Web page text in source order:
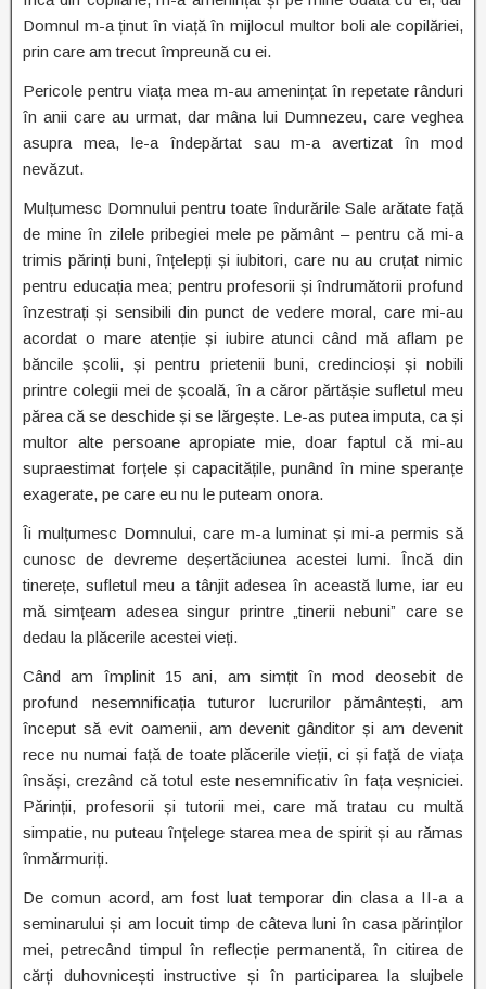
Domnul m-a ținut în viață în mijlocul multor boli ale copilăriei,
prin care am trecut împreună cu ei.
Pericole pentru viața mea m-au amenințat în repetate rânduri
în anii care au urmat, dar mâna lui Dumnezeu, care veghea
asupra mea, le-a îndepărtat sau m-a avertizat în mod
nevăzut.
Mulțumesc Domnului pentru toate îndurările Sale arătate față
de mine în zilele pribegiei mele pe pământ – pentru că mi-a
trimis părinți buni, înțelepți și iubitori, care nu au cruțat nimic
pentru educația mea; pentru profesorii și îndrumătorii profund
înzestrați și sensibili din punct de vedere moral, care mi-au
acordat o mare atenție și iubire atunci când mă aflam pe
băncile școlii, și pentru prietenii buni, credincioși și nobili
printre colegii mei de școală, în a căror părtășie sufletul meu
părea că se deschide și se lărgește. Le-as putea imputa, ca și
multor alte persoane apropiate mie, doar faptul că mi-au
supraestimat forțele și capacitățile, punând în mine speranțe
exagerate, pe care eu nu le puteam onora.
Îi mulțumesc Domnului, care m-a luminat și mi-a permis să
cunosc de devreme deșertăciunea acestei lumi. Încă din
tinerețe, sufletul meu a tânjit adesea în această lume, iar eu
mă simțeam adesea singur printre „tinerii nebuni” care se
dedau la plăcerile acestei vieți.
Când am împlinit 15 ani, am simțit în mod deosebit de
profund nesemnificația tuturor lucrurilor pământești, am
început să evit oamenii, am devenit gânditor și am devenit
rece nu numai față de toate plăcerile vieții, ci și față de viața
însăși, crezând că totul este nesemnificativ în fața veșniciei.
Părinții, profesorii și tutorii mei, care mă tratau cu multă
simpatie, nu puteau înțelege starea mea de spirit și au rămas
înmărmuriți.
De comun acord, am fost luat temporar din clasa a II-a a
seminarului și am locuit timp de câteva luni în casa părinților
mei, petrecând timpul în reflecție permanentă, în citirea de
cărți duhovnicești instructive și în participarea la slujbele